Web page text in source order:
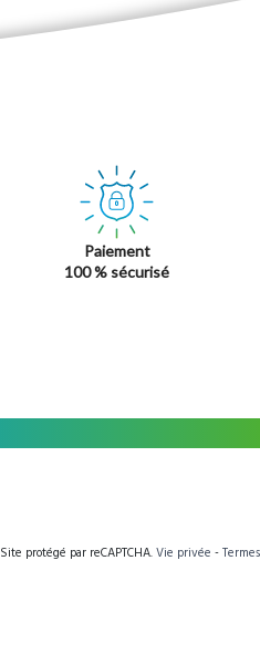
Paiement
100 % sécurisé
Site protégé par reCAPTCHA. Vie privée - Termes